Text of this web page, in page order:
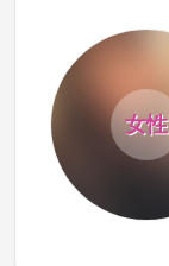
女性